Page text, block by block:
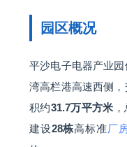
园区概况
平沙电子电器产业
湾高栏港高速西侧
积约31.7万平方米
建设28栋高标准厂